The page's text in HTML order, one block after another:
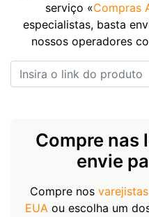
serviço «Compras
especialistas, basta
nossos operadores
Compre nas
envie
Compre nos
EUAou escolha um